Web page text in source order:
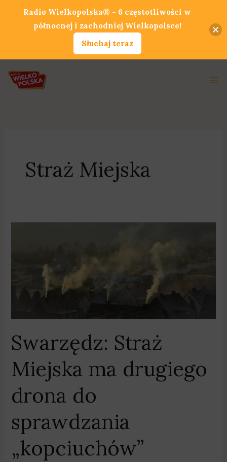
Straż Miejska
Swarzędz: Straż
Miejska ma drugiego
drona do
sprawdzania
„kopciuchów”
sprawdzania
„kopciuchów”
Radio Wielkopolska® - 6 częstotliwości w
północnej i zachodniej Wielkopolsce!
Słuchaj teraz